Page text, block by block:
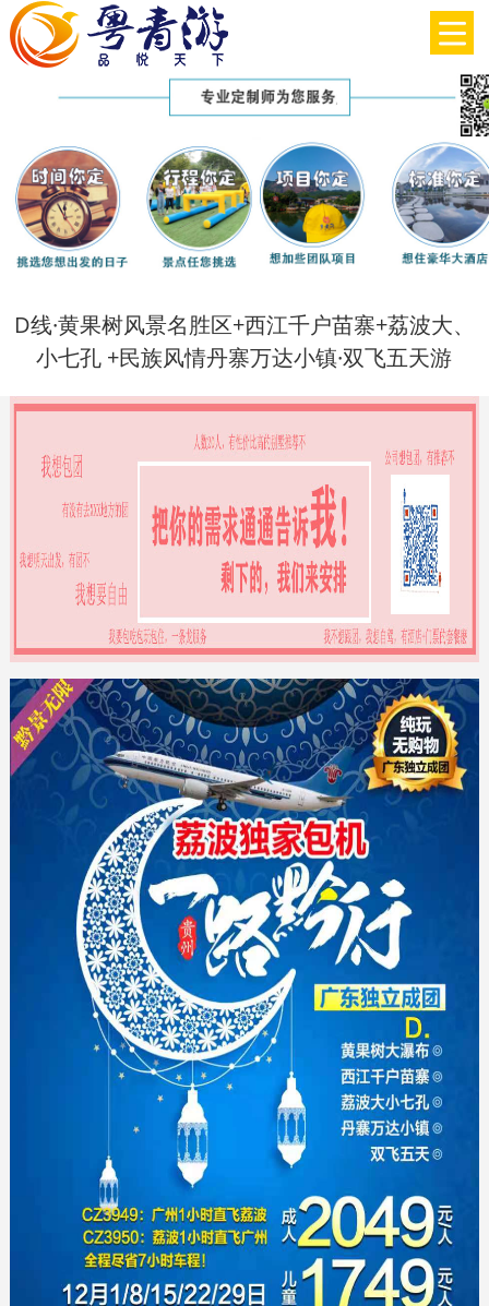
D线·黄果树风景名胜区+西江千户苗寨+荔波大、
小七孔 +民族风情丹寨万达小镇·双飞五天游